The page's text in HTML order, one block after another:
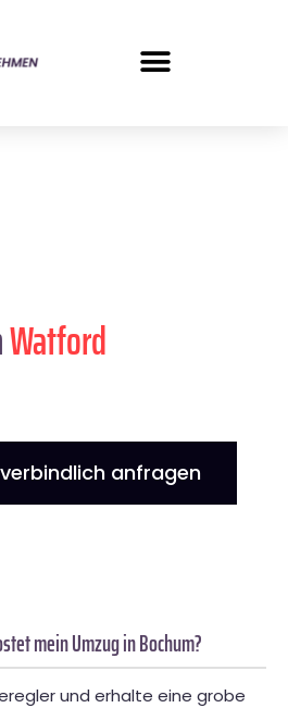
Watford
anfragen
mein Umzug in Bochum?
und erhalte eine grobe